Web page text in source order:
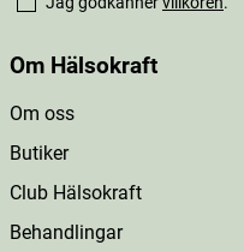
Om Hälsokraft
Om oss
Butiker
Club Hälsokraft
Behandlingar